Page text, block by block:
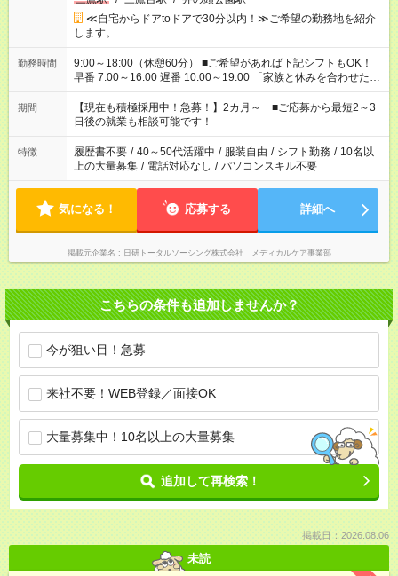
≪自宅からドアtoドアで30分以内！≫ご希望の勤務地を紹介
します。
勤務時間
9:00～18:00（休憩60分） ■ご希望があれば下記シフトもOK！
早番 7:00～16:00 遅番 10:00～19:00 「家族と休みを合わせた
い」 「余裕を持って夕飯の準備がしたい」 「できれば残業はし
たくない」 など、ご希望を教えてくださいね。 ※Wワーク希望
の方へ 今ご覧のお仕事で希望する勤務時間と、もう1つのお仕事
の勤務時間。 合計で週40時間を超える場合は応募できません。
期間
【現在も積極採用中！急募！】2カ月～ ■ご応募から最短2～3
日後の就業も相談可能です！
特徴 履歴書不要 / 40～50代活躍中 / 服装自由 / シフト勤務 / 10名以
上の大量募集 / 電話対応なし / パソコンスキル不要
気になる！ 応募する 詳細へ
掲載元企業名 日研トータルソーシング株式会社 メディカルケア事業部
こちらの条件も追加しませんか？
今が狙い目！急募
来社不要！WEB登録／面接OK
大量募集中！10名以上の大量募集
追加して再検索！
掲載日：2026.08.06
未読